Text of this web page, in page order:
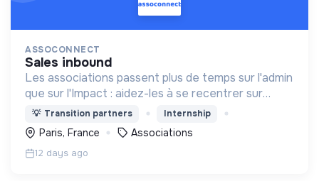
ASSOCONNECT
sales inbound
Les associations passent plus de temps sur l'admin
que sur l'Impact : aidez-les à se recentrer sur
l'essentiel !
💡 Transition partners Internship
Paris, France Associations
12 days ago